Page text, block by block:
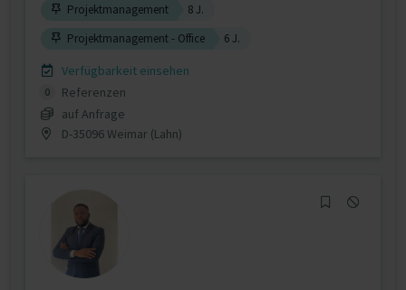
Projektmanagement
8 J.
Projektmanagement - Office
6 J.
Verfügbarkeit einsehen
0
Referenzen
auf Anfrage
D-35096 Weimar (Lahn)